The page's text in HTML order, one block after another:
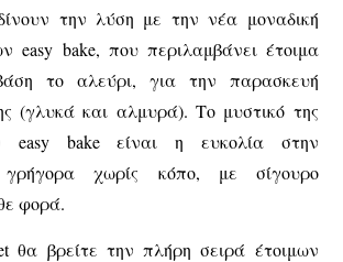
την λύση με την νέα μοναδική
easy bake, που περιλαμβάνει έτοιμα
το αλεύρι, για την παρασκευή
(γλυκά και αλμυρά). Το μυστικό της
easy bake είναι η ευκολία στην
γρήγορα χωρίς κόπο, με σίγουρο
φορά.
θα βρείτε την πλήρη σειρά έτοιμων